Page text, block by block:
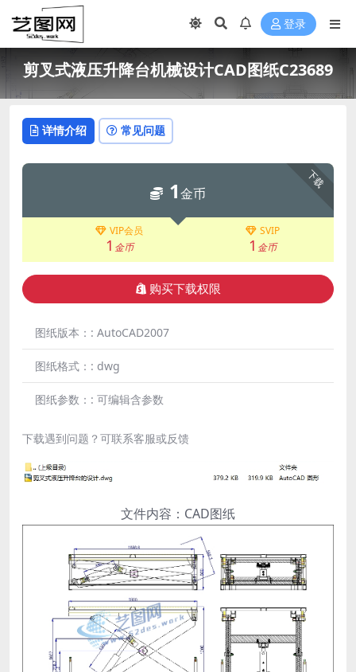
登录
剪叉式液压升降台机械设计CAD图纸C23689
详情介绍 常见问题
下载
1金币
VIP会员
1 金币
SVIP
1 金币
购买下载权限
图纸版本：: AutoCAD2007
图纸格式：: dwg
图纸参数：: 可编辑含参数
下载遇到问题？可联系客服或反馈
文件内容：CAD图纸